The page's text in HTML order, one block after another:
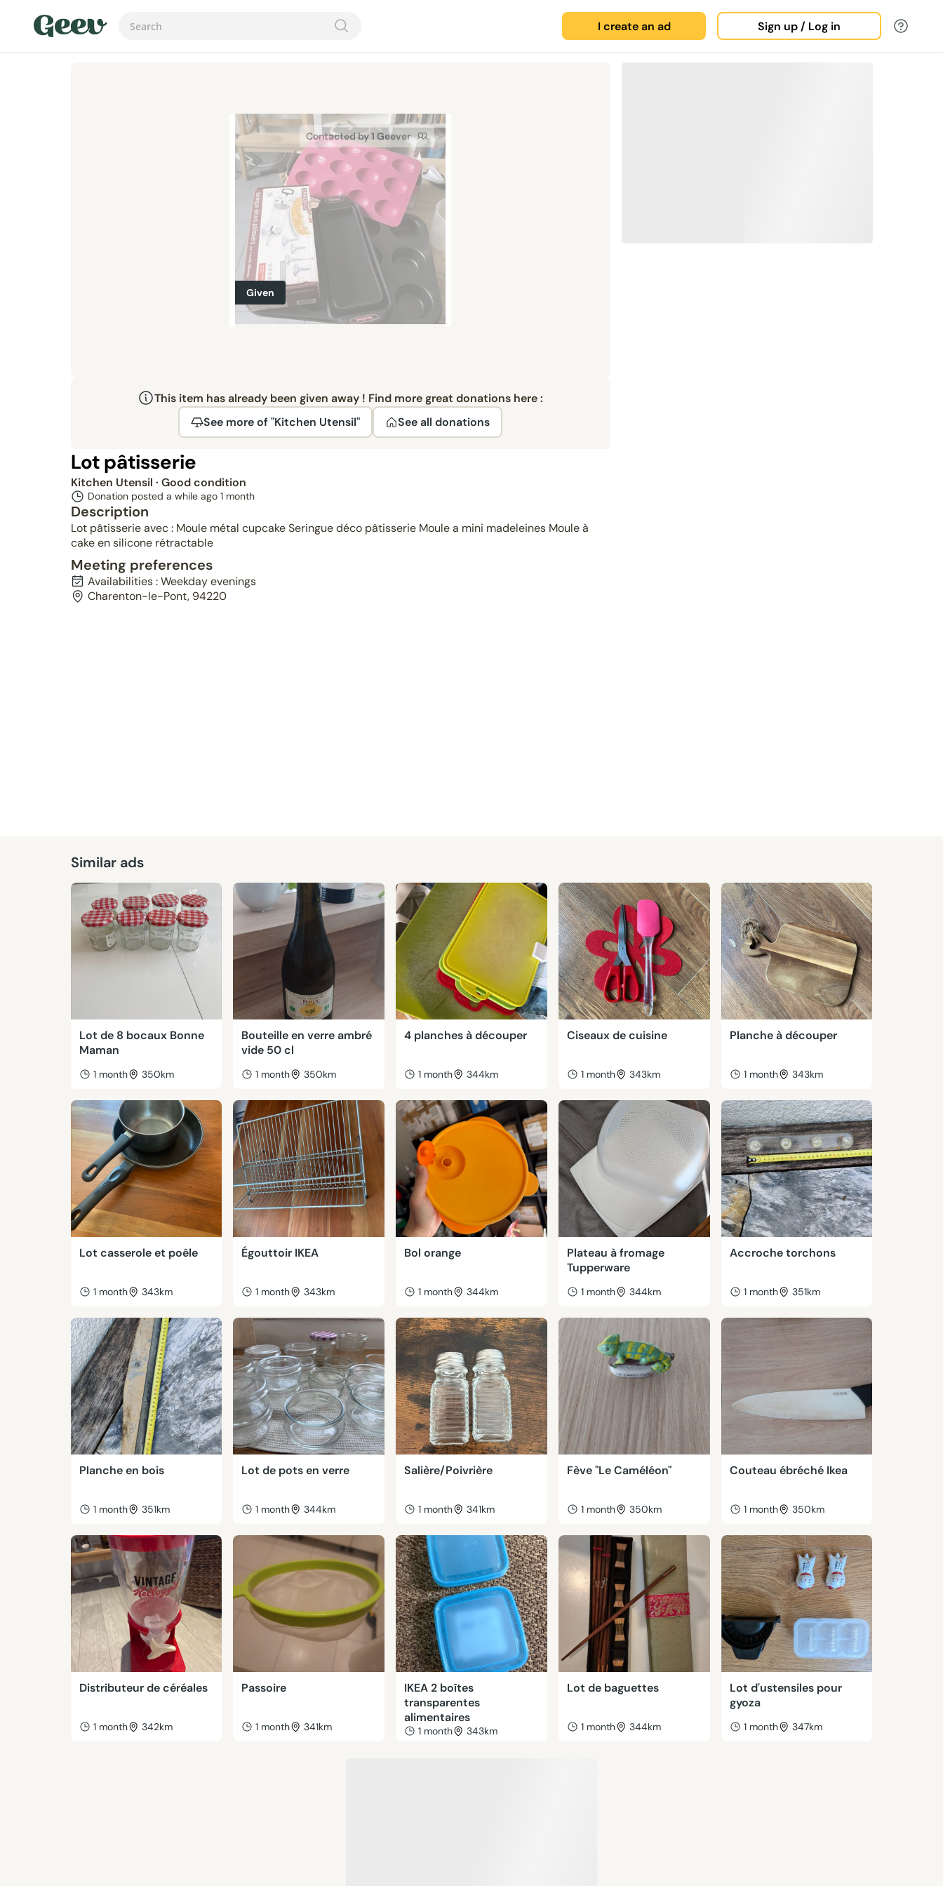
I create an ad Sign up / Log in
Contacted by 1 Geever
Given
This item has already been given away ! Find more great donations here :
See more of "Kitchen Utensil"
See all donations
Lot pâtisserie
Kitchen Utensil · Good condition
Donation posted a while ago 1 month
Description
Lot pâtisserie avec : Moule métal cupcake Seringue déco pâtisserie Moule a mini madeleines Moule à
cake en silicone rétractable
Meeting preferences
Availabilities : Weekday evenings
Charenton-le-Pont, 94220
Similar ads
Lot de 8 bocaux Bonne
Maman
1 month 350km
Bouteille en verre ambré
vide 50 cl
1 month 350km
4 planches à découper
1 month 344km
Ciseaux de cuisine
1 month 343km
Planche à découper
1 month 343km
Lot casserole et poêle
1 month 343km
Égouttoir IKEA
1 month 343km
Bol orange
1 month 344km
Plateau à fromage
Tupperware
1 month 344km
Accroche torchons
1 month 351km
Planche en bois
1 month 351km
Lot de pots en verre
1 month 344km
Salière/Poivrière
1 month 341km
Fève "Le Caméléon"
1 month 350km
Couteau ébréché Ikea
1 month 350km
Distributeur de céréales
1 month 342km
Passoire
1 month 341km
IKEA 2 boîtes
transparentes
alimentaires
1 month 343km
Lot de baguettes
1 month 344km
Lot d'ustensiles pour
gyoza
1 month 347km